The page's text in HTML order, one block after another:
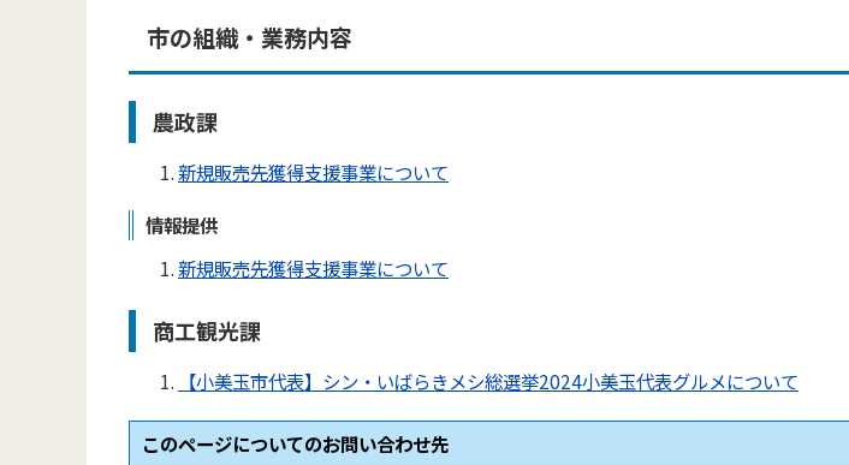
市の組織・業務内容
農政課
新規販売先獲得支援事業について
情報提供
新規販売先獲得支援事業について
商工観光課
【小美玉市代表】シン・いばらきメシ総選挙2024小美玉代表グルメについて
このページについてのお問い合わせ先